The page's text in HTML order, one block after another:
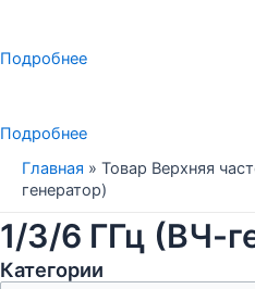
Подробнее
Подробнее
Главная » Товар Верхняя
генератор)
1/3/6 ГГц (ВЧ-
Категории